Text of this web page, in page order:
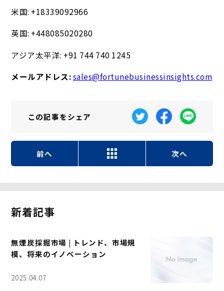
米国: +18339092966
英国: +448085020280
アジア太平洋: +91 744 740 1245
メールアドレス:sales@fortunebusinessinsights.com
この記事をシェア
前へ 次へ
新着記事
無煙炭採掘市場 | トレンド、市場規
模、将来のイノベーション
2025.04.07